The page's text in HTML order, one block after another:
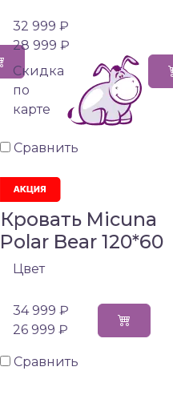
32 999 ₽
28 999 ₽
Cкидка
по
карте
Сравнить
Кровать Micuna
Polar Bear 120*60
Цвет
34 999 ₽
26 999 ₽
Сравнить